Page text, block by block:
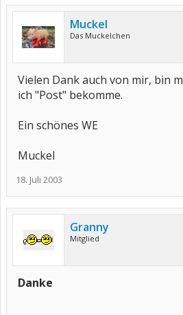
Muckel
Das Muckelchen
Vielen Dank auch von mir, bin
ich "Post" bekomme.
Ein schönes WE
Muckel
18. Juli 2003
Granny
Mitglied
Danke